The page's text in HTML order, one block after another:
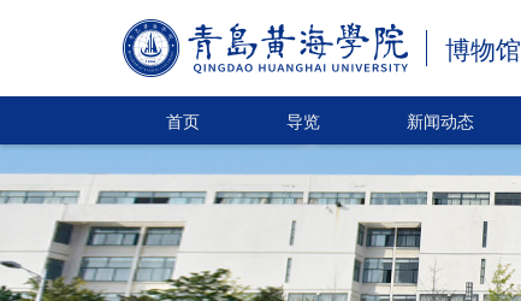
博物馆
首页 导览 新闻动态